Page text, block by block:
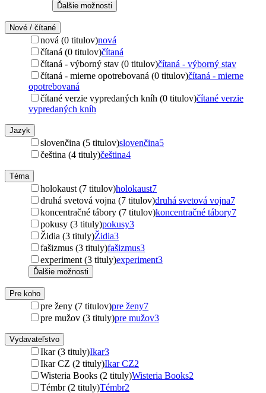
Ďalšie možnosti
Nové / čítané
nová (0 titulov)nová
čítaná (0 titulov)čítaná
čítaná - výborný stav (0 titulov)čítaná - výborný stav
čítaná - mierne opotrebovaná (0 titulov)čítaná - mierne
opotrebovaná
čítané verzie vypredaných kníh (0 titulov)čítané verzie
vypredaných kníh
Jazyk
slovenčina (5 titulov)slovenčina5
čeština (4 tituly)čeština4
Téma
holokaust (7 titulov)holokaust7
druhá svetová vojna (7 titulov)druhá svetová vojna7
koncentračné tábory (7 titulov)koncentračné tábory7
pokusy (3 tituly)pokusy3
Židia (3 tituly)Židia3
fašizmus (3 tituly)fašizmus3
experiment (3 tituly)experiment3
Ďalšie možnosti
Pre koho
pre ženy (7 titulov)pre ženy7
pre mužov (3 tituly)pre mužov3
Vydavateľstvo
Ikar (3 tituly)Ikar3
Ikar CZ (2 tituly)Ikar CZ2
Wisteria Books (2 tituly)Wisteria Books2
Témbr (2 tituly)Témbr2